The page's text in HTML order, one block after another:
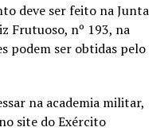
ser feito na Junta
Frutuoso, nº 193, na
podem ser obtidas pelo
na academia militar,
site do Exército